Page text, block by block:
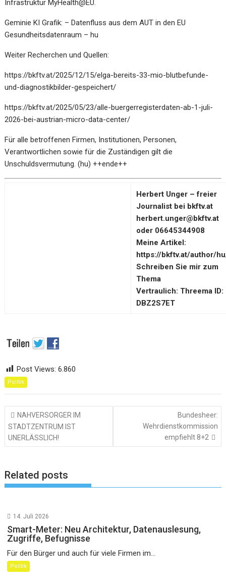
Infrastruktur MyHealth@EU.
Geminie KI Grafik: – Datenfluss aus dem AUT in den EU
Gesundheitsdatenraum – hu
Weiter Recherchen und Quellen:
https://bkftv.at/2025/12/15/elga-bereits-33-mio-blutbefunde-
und-diagnostikbilder-gespeichert/
https://bkftv.at/2025/05/23/alle-buergerregisterdaten-ab-1-juli-
2026-bei-austrian-micro-data-center/
Für alle betroffenen Firmen, Institutionen, Personen,
Verantwortlichen sowie für die Zuständigen gilt die
Unschuldsvermutung. (hu) ++ende++
Herbert Unger – freier
Journalist bei bkftv.at
herbert.unger@bkftv.at
oder 06645344908
Meine Artikel:
https://bkftv.at/author/
Schreiben Sie mir zum
Thema
Vertraulich: Threema ID:
DBZ2S7ET
Post Views: 6.860
Politik
Beitragsnavigation
NAHVERSORGER IM
STADTZENTRUM IST
UNERLÄSSLICH!
Bundesheer:
Wehrdienstkommission
empfiehlt 8+2
Related posts
14. Juli 2026
Smart-Meter: Neu Architektur, Datenauslesung,
Zugriffe, Befugnisse
Für den Bürger und auch für viele Firmen im...
Politik